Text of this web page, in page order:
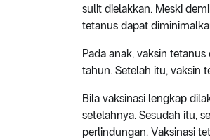
sulit dielakkan. Meski
tetanus dapat
Pada anak, vaksin
tahun. Setelah itu, vaksin
Bila vaksinasi lengkap
setelahnya. Sesudah itu,
perlindungan. Vaksinasi